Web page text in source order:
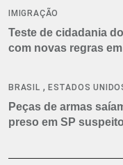
IMIGRAÇÃO
Teste de cidadania
com novas regras
BRASIL , ESTADOS
Peças de armas
preso em SP